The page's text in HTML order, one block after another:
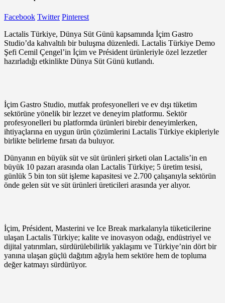
Facebook Twitter Pinterest
Lactalis Türkiye, Dünya Süt Günü kapsamında İçim Gastro
Studio’da kahvaltılı bir buluşma düzenledi. Lactalis Türkiye Demo
Şefi Cemil Çengel’in İçim ve Président ürünleriyle özel lezzetler
hazırladığı etkinlikte Dünya Süt Günü kutlandı.
İçim Gastro Studio, mutfak profesyonelleri ve ev dışı tüketim
sektörüne yönelik bir lezzet ve deneyim platformu. Sektör
profesyonelleri bu platformda ürünleri birebir deneyimlerken,
ihtiyaçlarına en uygun ürün çözümlerini Lactalis Türkiye ekipleriyle
birlikte belirleme fırsatı da buluyor.
Dünyanın en büyük süt ve süt ürünleri şirketi olan Lactalis’in en
büyük 10 pazarı arasında olan Lactalis Türkiye; 5 üretim tesisi,
günlük 5 bin ton süt işleme kapasitesi ve 2.700 çalışanıyla sektörün
önde gelen süt ve süt ürünleri üreticileri arasında yer alıyor.
İçim, Président, Masterini ve Ice Break markalarıyla tüketicilerine
ulaşan Lactalis Türkiye; kalite ve inovasyon odağı, endüstriyel ve
dijital yatırımları, sürdürülebilirlik yaklaşımı ve Türkiye’nin dört bir
yanına ulaşan güçlü dağıtım ağıyla hem sektöre hem de topluma
değer katmayı sürdürüyor.